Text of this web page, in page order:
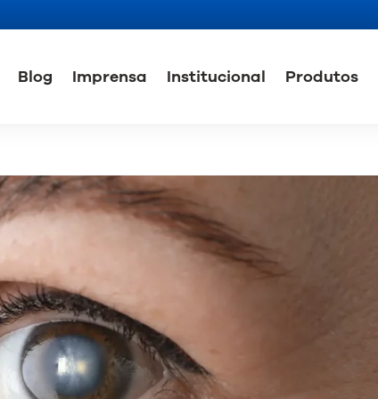
Blog Imprensa Institucional Produtos